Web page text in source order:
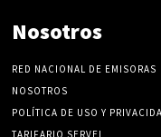
Nosotros
RED NACIONAL DE EMISORAS
NOSOTROS
POLÍTICA DE USO Y
TARIFARIO SERVEL